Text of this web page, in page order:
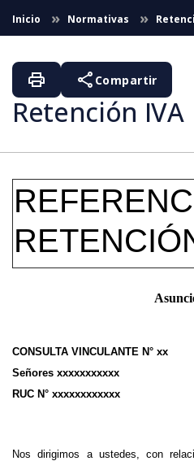
Saltar al contenido principal
Inicio Normativas
Retención IVA
print share Compartir
CONSULTA VINCULANTE N° xx
Señores xxxxxxxxxxx
RUC N° xxxxxxxxxxxx
Nos dirigimos a ustedes, con